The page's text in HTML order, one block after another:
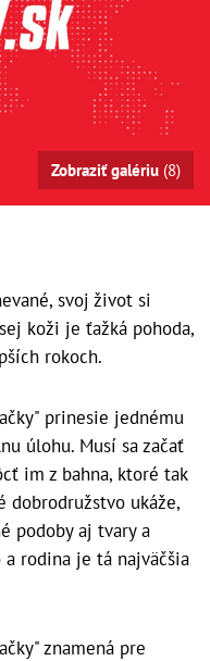
Zobraziť galériu (8)
svoj život si
koži je ťažká pohoda,
rokoch.
prinesie jednému
úlohu. Musí sa začať
im z bahna, ktoré tak
dobrodružstvo ukáže,
podoby aj tvary a
rodina je tá najväčšia
znamená pre